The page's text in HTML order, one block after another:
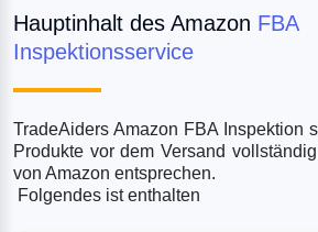
Hauptinhalt des Amazon FBA
Inspektionsservice
TradeAiders Amazon FBA Inspektion
Produkte vor dem Versand
von Amazon entsprechen.
Folgendes ist enthalten